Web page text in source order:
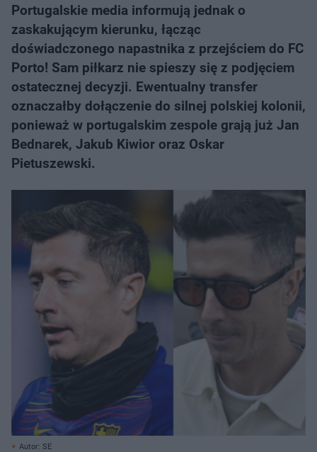
Portugalskie media informują jednak o
zaskakującym kierunku, łącząc
doświadczonego napastnika z przejściem do FC
Porto! Sam piłkarz nie spieszy się z podjęciem
ostatecznej decyzji. Ewentualny transfer
oznaczałby dołączenie do silnej polskiej kolonii,
ponieważ w portugalskim zespole grają już Jan
Bednarek, Jakub Kiwior oraz Oskar
Pietuszewski.
Autor: SE